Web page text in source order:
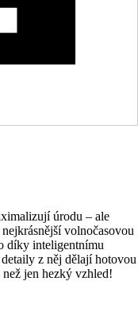
úrodu – ale
volnočasovou
díky inteligentnímu
z něj dělají hotovou
jen hezký vzhled!